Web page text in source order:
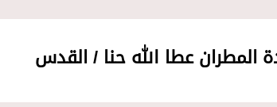
المطران عطا الله حنا / القدس